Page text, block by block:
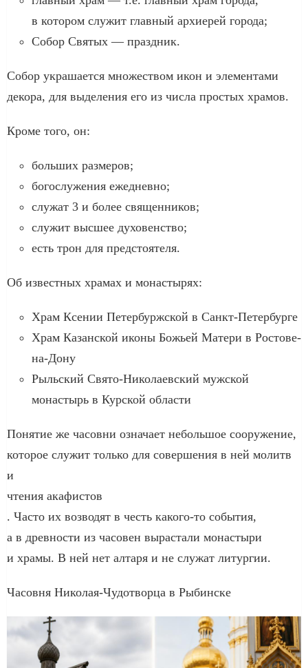
в котором служит главный архиерей города;
Собор Святых — праздник.
Собор украшается множеством икон и элементами
декора, для выделения его из числа простых храмов.
Кроме того, он:
больших размеров;
богослужения ежедневно;
служат 3 и более священников;
служит высшее духовенство;
есть трон для предстоятеля.
Об известных храмах и монастырях:
Храм Ксении Петербуржской в Санкт-Петербурге
Храм Казанской иконы Божьей Матери в Ростове-
на-Дону
Рыльский Свято-Николаевский мужской
монастырь в Курской области
Понятие же часовни означает небольшое сооружение,
которое служит только для совершения в ней молитв
и
чтения акафистов
. Часто их возводят в честь какого-то события,
а в древности из часовен вырастали монастыри
и храмы. В ней нет алтаря и не служат литургии.
Часовня Николая-Чудотворца в Рыбинске